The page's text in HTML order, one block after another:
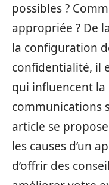
possibles ?
appropriée ? De
la configuration
confidentialité, il
qui influencent la
communications
article se
les causes d’un
d’offrir des